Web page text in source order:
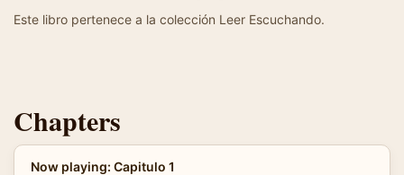
Este libro pertenece a la colección Leer Escuchando.
Chapters
Now playing: Capitulo 1